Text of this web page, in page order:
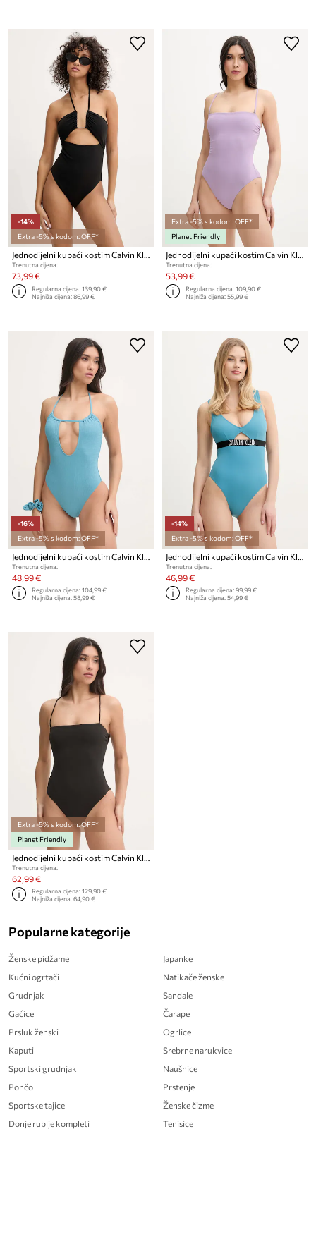
-14%
Extra -5% s kodom: OFF*
Jednodijelni kupaći kostim Calvin Klein
Trenutna cijena:
73,99 €
Regularna cijena:139,90 €
Najniža cijena:86,99 €
Extra -5% s kodom: OFF*
Planet Friendly
Jednodijelni kupaći kostim Calvin Klein
Trenutna cijena:
53,99 €
Regularna cijena:109,90 €
Najniža cijena:55,99 €
-16%
Extra -5% s kodom: OFF*
Trenutna cijena:
48,99 €
Regularna cijena:104,99 €
Najniža cijena:58,99 €
-14%
Extra -5% s kodom: OFF*
Trenutna cijena:
46,99 €
Regularna cijena:99,99 €
Najniža cijena:54,99 €
Extra -5% s kodom: OFF*
Planet Friendly
Jednodijelni kupaći kostim Calvin Klein
Trenutna cijena:
62,99 €
Regularna cijena:129,90 €
Najniža cijena:64,90 €
Popularne kategorije
Ženske pidžame
Kućni ogrtači
Grudnjak
Gaćice
Prsluk ženski
Kaputi
Sportski grudnjak
Pončo
Sportske tajice
Donje rublje kompleti
Japanke
Natikače ženske
Sandale
Čarape
Ogrlice
Srebrne narukvice
Naušnice
Prstenje
Ženske čizme
Tenisice